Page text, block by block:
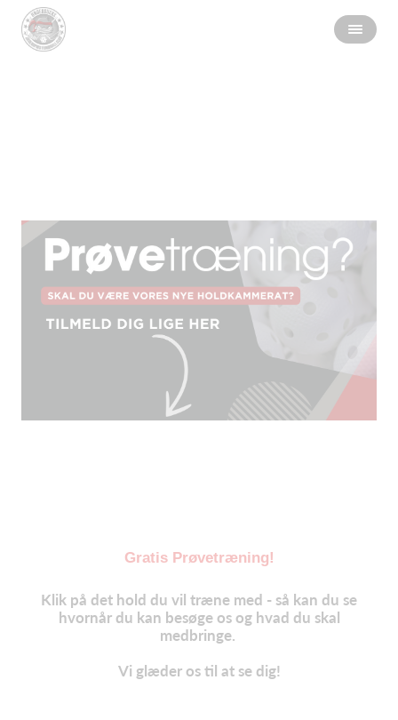
Gratis Prøvetræning!
Klik på det hold du vil træne med - så kan du se
hvornår du kan besøge os og hvad du skal
medbringe.
Vi glæder os til at se dig!